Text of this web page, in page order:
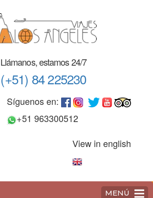
Llámanos, estamos 24/7
(+51) 84 225230
Síguenos en:
+51 963300512
View in english
MENÚ